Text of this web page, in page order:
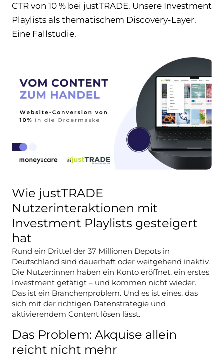
CTR von 10 % bei justTRADE. Unsere Investment
Playlists als thematischem Discovery-Layer.
Eine Fallstudie.
Wie justTRADE
Nutzerinteraktionen mit
Investment Playlists gesteigert
hat
Rund ein Drittel der 37 Millionen Depots in
Deutschland sind dauerhaft oder weitgehend inaktiv.
Die Nutzer:innen haben ein Konto eröffnet, ein erstes
Investment getätigt – und kommen nicht wieder.
Das ist ein Branchenproblem. Und es ist eines, das
sich mit der richtigen Datenstrategie und
aktivierendem Content lösen lässt.
Das Problem: Akquise allein
reicht nicht mehr